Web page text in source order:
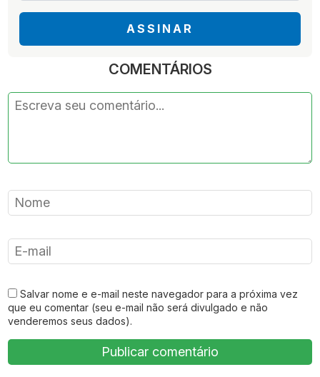
ASSINAR
COMENTÁRIOS
Salvar nome e e-mail neste navegador para a próxima vez
que eu comentar (seu e-mail não será divulgado e não
venderemos seus dados).